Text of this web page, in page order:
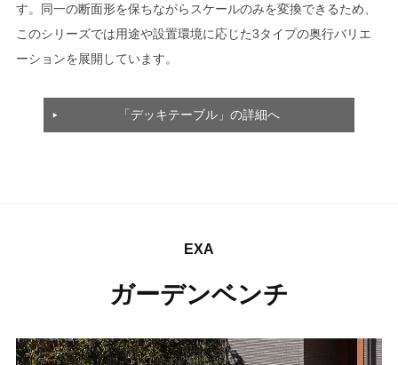
す。同一の断面形を保ちながらスケールのみを変換できるため、
このシリーズでは用途や設置環境に応じた3タイプの奥行バリエ
ーションを展開しています。
「デッキテーブル」の詳細へ
EXA
ガーデンベンチ